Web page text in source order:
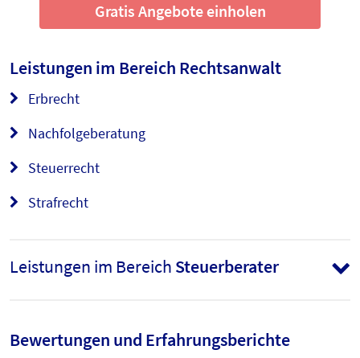
Gratis Angebote einholen
Leistungen im Bereich Rechtsanwalt
Erbrecht
Nachfolgeberatung
Steuerrecht
Strafrecht
Leistungen im Bereich Steuerberater
Bewertungen und Erfahrungsberichte